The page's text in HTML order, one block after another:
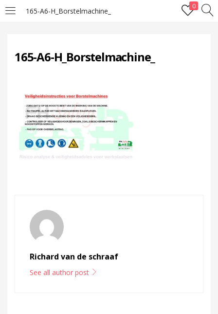
165-A6-H_Borstelmachine_
0
LOGIN
Enter your username and password to login.
Remember me
165-A6-H_Borstelmachine_
Richard van de schraaf
See all author post